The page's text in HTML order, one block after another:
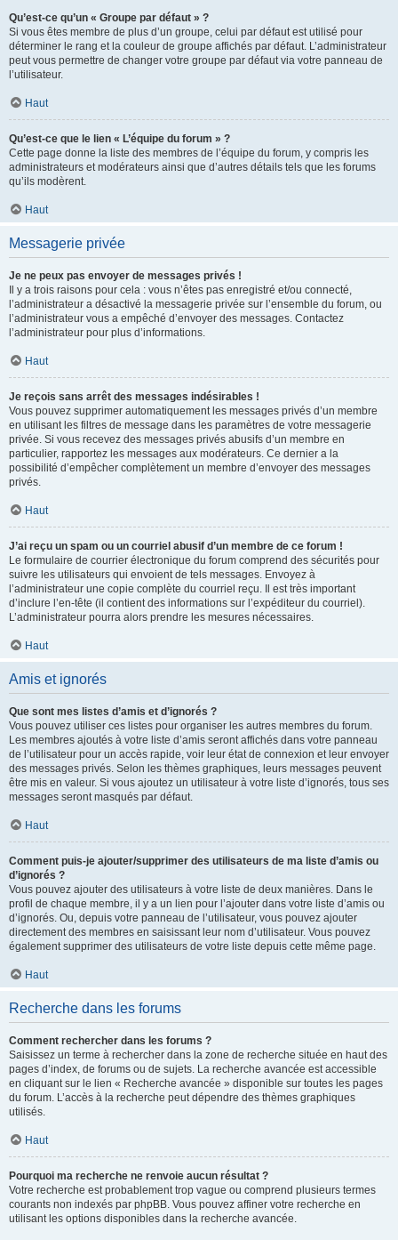
Qu’est-ce qu’un « Groupe par défaut » ?
Si vous êtes membre de plus d’un groupe, celui par défaut est utilisé pour
déterminer le rang et la couleur de groupe affichés par défaut. L’administrateur
peut vous permettre de changer votre groupe par défaut via votre panneau de
l’utilisateur.
Haut
Qu’est-ce que le lien « L’équipe du forum » ?
Cette page donne la liste des membres de l’équipe du forum, y compris les
administrateurs et modérateurs ainsi que d’autres détails tels que les forums
qu’ils modèrent.
Haut
Messagerie privée
Je ne peux pas envoyer de messages privés !
Il y a trois raisons pour cela : vous n’êtes pas enregistré et/ou connecté,
l’administrateur a désactivé la messagerie privée sur l’ensemble du forum, ou
l’administrateur vous a empêché d’envoyer des messages. Contactez
l’administrateur pour plus d’informations.
Haut
Je reçois sans arrêt des messages indésirables !
Vous pouvez supprimer automatiquement les messages privés d’un membre
en utilisant les filtres de message dans les paramètres de votre messagerie
privée. Si vous recevez des messages privés abusifs d’un membre en
particulier, rapportez les messages aux modérateurs. Ce dernier a la
possibilité d’empêcher complètement un membre d’envoyer des messages
privés.
Haut
J’ai reçu un spam ou un courriel abusif d’un membre de ce forum !
Le formulaire de courrier électronique du forum comprend des sécurités pour
suivre les utilisateurs qui envoient de tels messages. Envoyez à
l’administrateur une copie complète du courriel reçu. Il est très important
d’inclure l’en-tête (il contient des informations sur l’expéditeur du courriel).
L’administrateur pourra alors prendre les mesures nécessaires.
Haut
Amis et ignorés
Que sont mes listes d’amis et d’ignorés ?
Vous pouvez utiliser ces listes pour organiser les autres membres du forum.
Les membres ajoutés à votre liste d’amis seront affichés dans votre panneau
de l’utilisateur pour un accès rapide, voir leur état de connexion et leur envoyer
des messages privés. Selon les thèmes graphiques, leurs messages peuvent
être mis en valeur. Si vous ajoutez un utilisateur à votre liste d’ignorés, tous ses
messages seront masqués par défaut.
Haut
Comment puis-je ajouter/supprimer des utilisateurs de ma liste d’amis ou
d’ignorés ?
Vous pouvez ajouter des utilisateurs à votre liste de deux manières. Dans le
profil de chaque membre, il y a un lien pour l’ajouter dans votre liste d’amis ou
d’ignorés. Ou, depuis votre panneau de l’utilisateur, vous pouvez ajouter
directement des membres en saisissant leur nom d’utilisateur. Vous pouvez
également supprimer des utilisateurs de votre liste depuis cette même page.
Haut
Recherche dans les forums
Comment rechercher dans les forums ?
Saisissez un terme à rechercher dans la zone de recherche située en haut des
pages d’index, de forums ou de sujets. La recherche avancée est accessible
en cliquant sur le lien « Recherche avancée » disponible sur toutes les pages
du forum. L’accès à la recherche peut dépendre des thèmes graphiques
utilisés.
Haut
Pourquoi ma recherche ne renvoie aucun résultat ?
Votre recherche est probablement trop vague ou comprend plusieurs termes
courants non indexés par phpBB. Vous pouvez affiner votre recherche en
utilisant les options disponibles dans la recherche avancée.